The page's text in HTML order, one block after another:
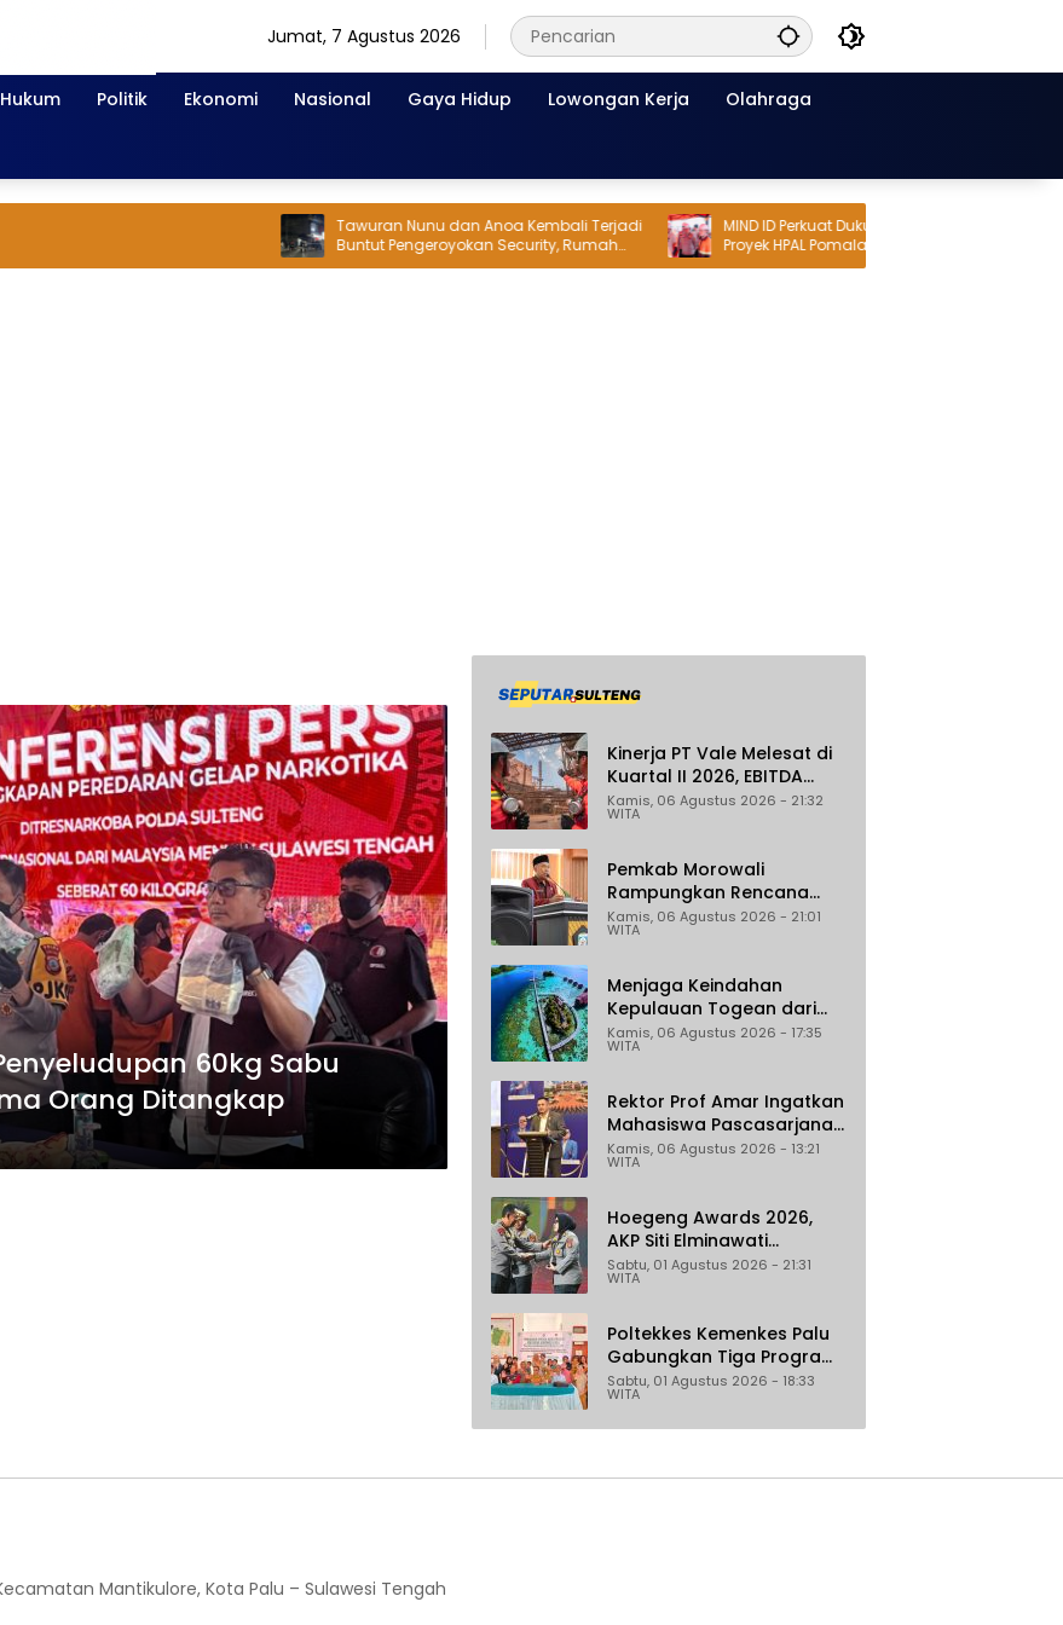
Jumat, 7 Agustus 2026
Politik Ekonomi Nasional Gaya Hidup Lowongan Kerja Olahraga
Tawuran Nunu dan Anoa Kembali Terjadi
Buntut Pengeroyokan Security, Rumah
Warga Dilempar Bom Molotov
MIND ID Perkuat Dukungan untuk PT Vale,
Proyek HPAL Pomalaa Dikawal Lintas
Lembaga
60kg Sabu
Orang Ditangkap
Kinerja PT Vale Melesat di
Kuartal II 2026, EBITDA
Tumbuh 45 Persen
Kamis, 06 Agustus 2026 - 21:32
WITA
Pemkab Morowali
Rampungkan Rencana
Induk Iptek, Fokus pada
Riset dan Inovasi Daerah
Kamis, 06 Agustus 2026 - 21:01
WITA
Menjaga Keindahan
Kepulauan Togean dari
Ancaman Illegal Fishing
Kamis, 06 Agustus 2026 - 17:35
WITA
Rektor Prof Amar Ingatkan
Mahasiswa Pascasarjana
Untad Bijak Gunakan Akal
Imitasi
Kamis, 06 Agustus 2026 - 13:21
WITA
Hoegeng Awards 2026,
AKP Siti Elminawati
Dinobatkan sebagai Polisi
Pelindung Perempuan dan
Sabtu, 01 Agustus 2026 - 21:31
WITA
Poltekkes Kemenkes Palu
Gabungkan Tiga Program
Percepat Pencegahan
Stunting di Donggala
Sabtu, 01 Agustus 2026 - 18:33
WITA
Mantikulore, Kota Palu – Sulawesi Tengah